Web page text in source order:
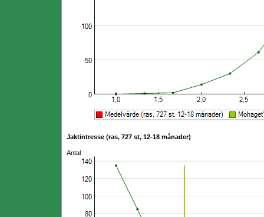
Jaktintresse (ras, 727 st, 12-18 månader)
Antal